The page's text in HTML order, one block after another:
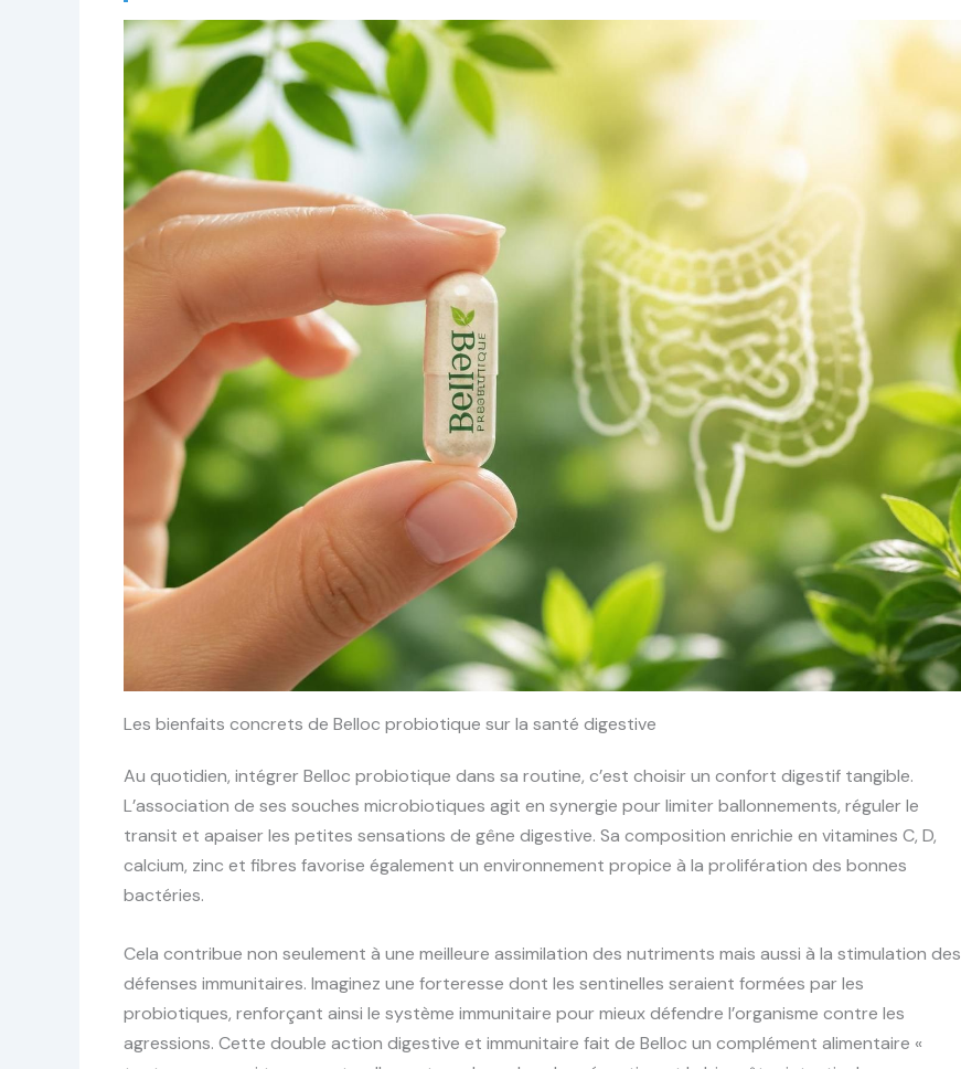
Les bienfaits concrets de Belloc probiotique sur la santé digestive
Au quotidien, intégrer Belloc probiotique dans sa routine, c’est choisir un confort digestif tangible.
L’association de ses souches microbiotiques agit en synergie pour limiter ballonnements, réguler le
transit et apaiser les petites sensations de gêne digestive. Sa composition enrichie en vitamines C, D,
calcium, zinc et fibres favorise également un environnement propice à la prolifération des bonnes
bactéries.
Cela contribue non seulement à une meilleure assimilation des nutriments mais aussi à la stimulation des
défenses immunitaires. Imaginez une forteresse dont les sentinelles seraient formées par les
probiotiques, renforçant ainsi le système immunitaire pour mieux défendre l’organisme contre les
agressions. Cette double action digestive et immunitaire fait de Belloc un complément alimentaire «